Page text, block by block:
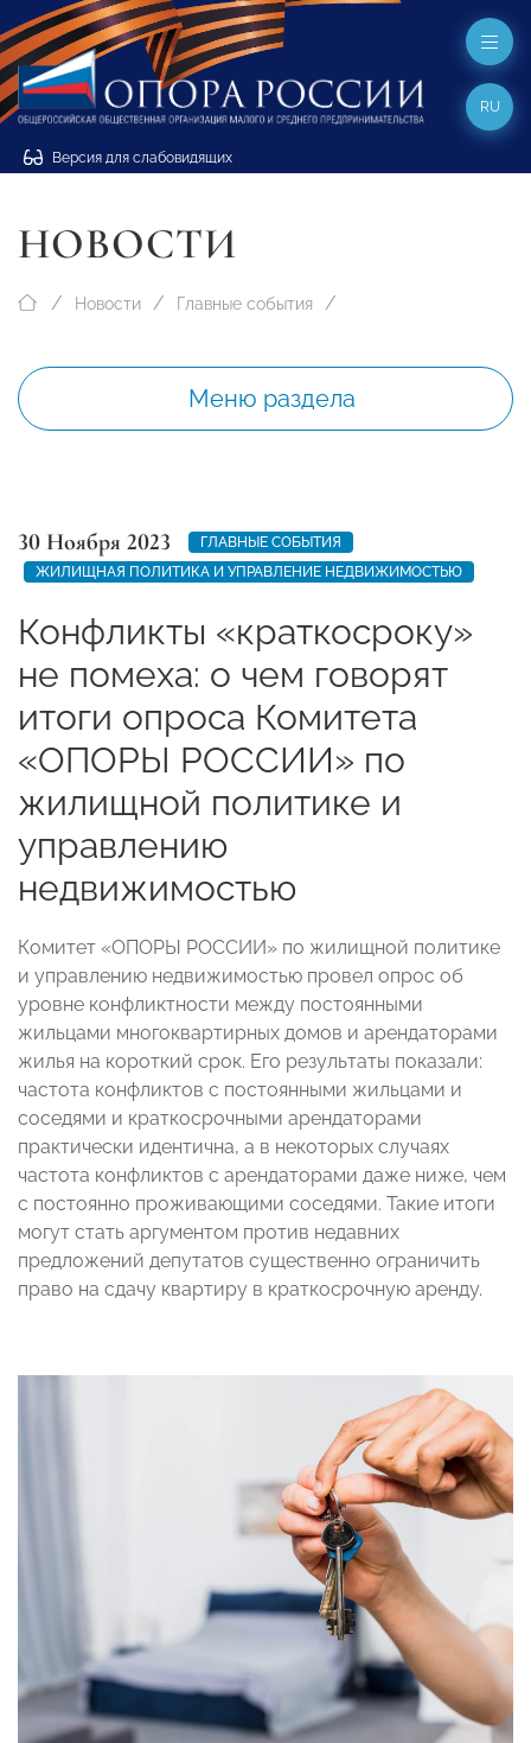
Версия для слабовидящих
RU
НОВОСТИ
Новости Главные события
Меню раздела
30 Ноября 2023
ГЛАВНЫЕ СОБЫТИЯ
ЖИЛИЩНАЯ ПОЛИТИКА И УПРАВЛЕНИЕ НЕДВИЖИМОСТЬЮ
Конфликты «краткосроку»
не помеха: о чем говорят
итоги опроса Комитета
«ОПОРЫ РОССИИ» по
жилищной политике и
управлению
недвижимостью
Комитет «ОПОРЫ РОССИИ» по жилищной политике
и управлению недвижимостью провел опрос об
уровне конфликтности между постоянными
жильцами многоквартирных домов и арендаторами
жилья на короткий срок. Его результаты показали:
частота конфликтов с постоянными жильцами и
соседями и краткосрочными арендаторами
практически идентична, а в некоторых случаях
частота конфликтов с арендаторами даже ниже, чем
с постоянно проживающими соседями. Такие итоги
могут стать аргументом против недавних
предложений депутатов существенно ограничить
право на сдачу квартиру в краткосрочную аренду.